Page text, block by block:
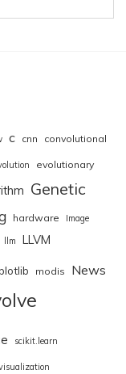
c cnn convolutional
evolutionary
Genetic
hardware
Image
llm LLVM
modis News
scikit.learn